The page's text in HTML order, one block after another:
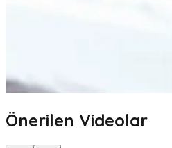
Önerilen Videolar